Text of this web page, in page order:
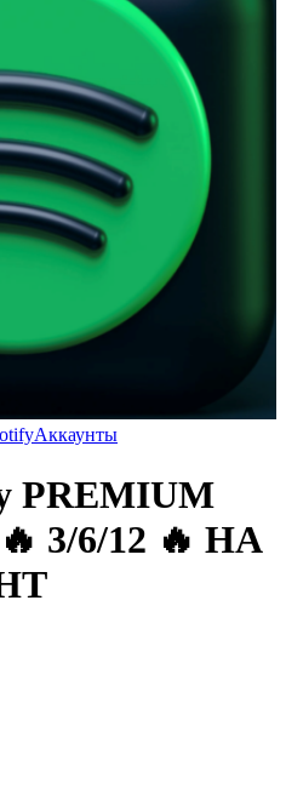
Аккаунты
PREMIUM
3/6/12 🔥 НА